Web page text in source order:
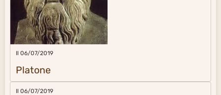
Il 06/07/2019
Platone
Il 06/07/2019